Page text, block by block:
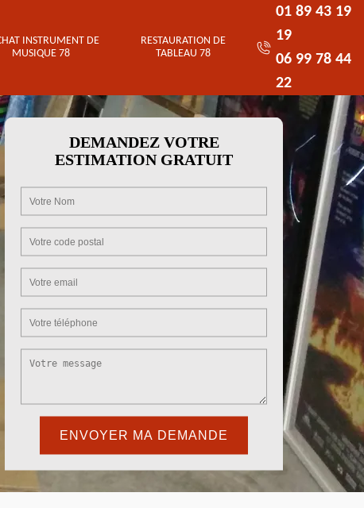
INSTRUMENT DE
MUSIQUE 78
RESTAURATION DE
TABLEAU 78
01 89 43 19
19
06 99 78 44
22
DEMANDEZ VOTRE
ESTIMATION GRATUIT